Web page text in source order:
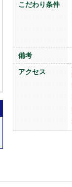
こだわり条件
備考
アクセス